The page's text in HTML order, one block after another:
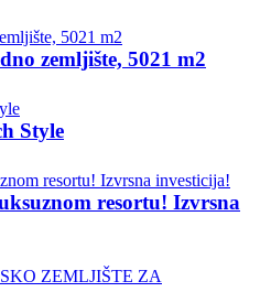
zemljište, 5021 m2
Style
resortu! Izvrsna